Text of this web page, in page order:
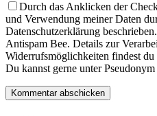
Durch das Anklicken der
und Verwendung meiner Daten
Datenschutzerklärung
Antispam Bee. Details zur
Widerrufsmöglichkeiten findest
Du kannst gerne unter